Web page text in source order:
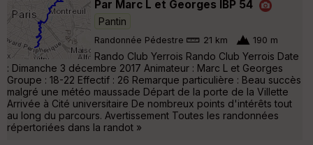
Par Marc L et Georges IBP 54
Pantin
Randonnée Pédestre 21 km 190 m
Rando Club Yerrois Rando Club Yerrois Date
: Dimanche 3 décembre 2017 Animateur : Marc L et Georges
Groupe : 18-22 Effectif : 26 Remarque particulière : Beau succès
malgré une météo maussade Départ de la porte de la Villette
Arrivée à Cité universitaire De nombreux points d'intérêts tout
au long du parcours. Avertissement Toutes les randonnées
répertoriées dans la randot »